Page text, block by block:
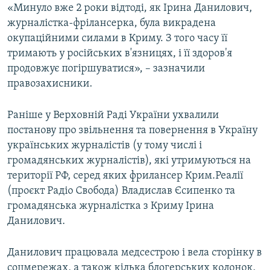
«Минуло вже 2 роки відтоді, як Ірина Данилович,
журналістка-фрілансерка, була викрадена
окупаційними силами в Криму. З того часу її
тримають у російських в'язницях, і її здоров'я
продовжує погіршуватися», – зазначили
правозахисники.
Раніше у Верховній Раді України ухвалили
постанову про звільнення та повернення в Україну
українських журналістів (у тому числі і
громадянських журналістів), які утримуються на
території РФ, серед яких фрилансер Крим.Реалії
(проєкт Радіо Свобода) Владислав Єсипенко та
громадянська журналістка з Криму Ірина
Данилович.
Данилович працювала медсестрою і вела сторінку в